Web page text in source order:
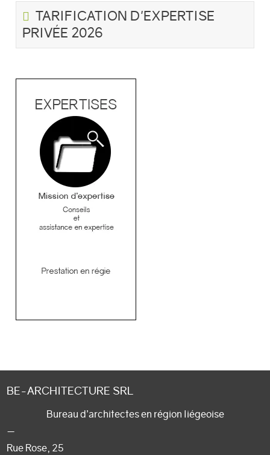
TARIFICATION D'EXPERTISE
PRIVÉE 2026
BE-ARCHITECTURE SRL
Bureau d’architectes en région liégeoise
—
Rue Rose, 25